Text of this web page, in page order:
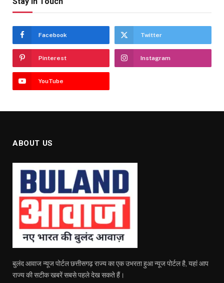
Facebook Twitter
Pinterest Instagram
YouTube
ABOUT US
बुलंद आवाज न्यूज पोर्टल छत्तीसगढ़ राज्य का एक उभरता हुआ न्यूज पोर्टल है, यहां आप
राज्य की सटीक खबरें सबसे पहले देख सकते हैं।